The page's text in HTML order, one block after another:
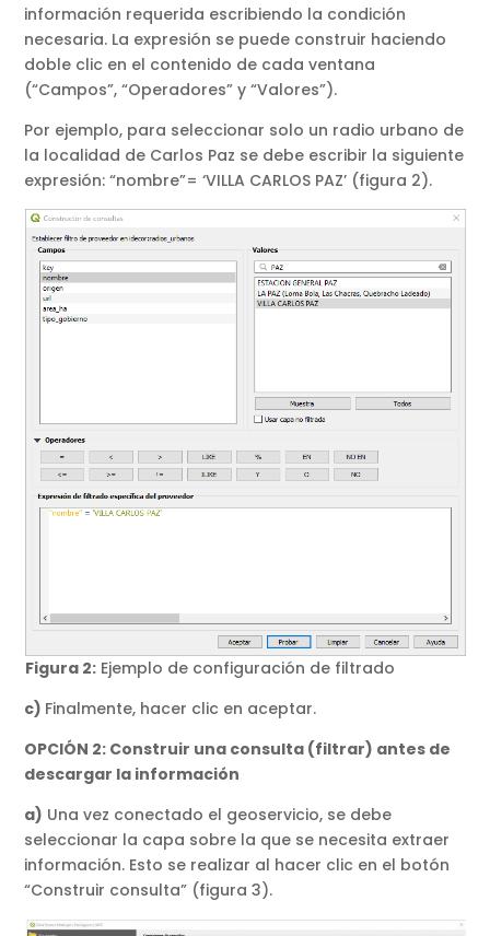
información requerida escribiendo la condición
necesaria. La expresión se puede construir haciendo
doble clic en el contenido de cada ventana
(“Campos”, “Operadores” y “Valores”).
Por ejemplo, para seleccionar solo un radio urbano de
la localidad de Carlos Paz se debe escribir la siguiente
expresión: “nombre”= ‘VILLA CARLOS PAZ’ (figura 2).
Figura 2:Ejemplo de configuración de filtrado
c) Finalmente, hacer clic en aceptar.
OPCIÓN 2: Construir una consulta (filtrar) antes de
descargar la información
a) Una vez conectado el geoservicio, se debe
seleccionar la capa sobre la que se necesita extraer
información. Esto se realizar al hacer clic en el botón
“Construir consulta” (figura 3).